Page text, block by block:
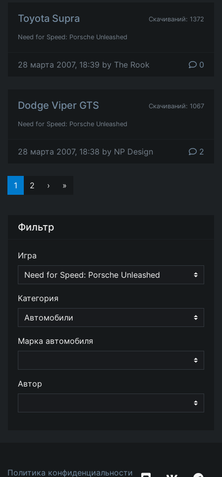
Toyota Supra
Need for Speed: Porsche Unleashed
Скачиваний: 1372
28 марта 2007, 18:39 by The Rook 0
Dodge Viper GTS
Need for Speed: Porsche Unleashed
Скачиваний: 1067
28 марта 2007, 18:38 by NP Design 2
1 2 › »
Фильтр
Игра
Категория
Марка автомобиля
Автор
Политика конфиденциальности